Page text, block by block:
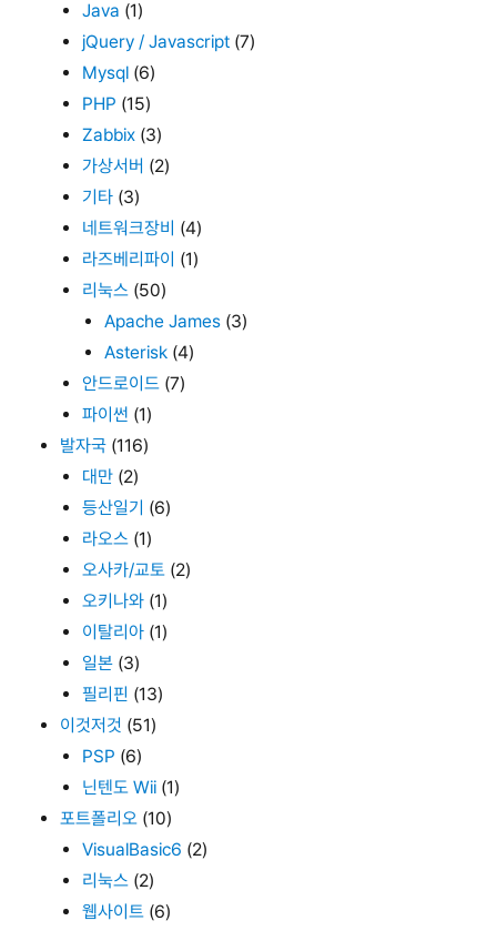
Java (1)
jQuery / Javascript (7)
Mysql (6)
PHP (15)
Zabbix (3)
가상서버 (2)
기타 (3)
네트워크장비 (4)
라즈베리파이 (1)
리눅스 (50)
Apache James (3)
Asterisk (4)
안드로이드 (7)
파이썬 (1)
발자국 (116)
대만 (2)
등산일기 (6)
라오스 (1)
오사카/교토 (2)
오키나와 (1)
이탈리아 (1)
일본 (3)
필리핀 (13)
이것저것 (51)
PSP (6)
닌텐도 Wii (1)
포트폴리오 (10)
VisualBasic6 (2)
리눅스 (2)
웹사이트 (6)